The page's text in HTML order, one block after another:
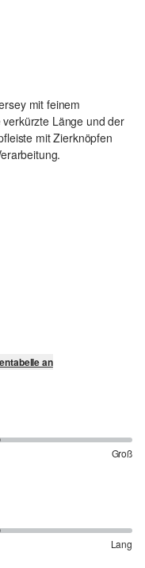
mit feinem
Länge und der
mit Zierknöpfen
an
Groß
Lang